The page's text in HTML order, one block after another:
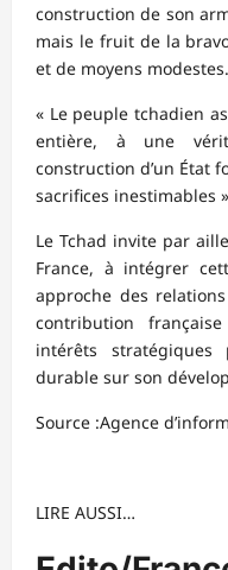
construction de son
mais le fruit de la
et de moyens modestes.
« Le peuple tchadien
entière, à une
construction d’un État
sacrifices inestimables
Le Tchad invite par
France, à intégrer
approche des
contribution
intérêts stratégiques
durable sur son
Source :Agence
LIRE AUSSI…